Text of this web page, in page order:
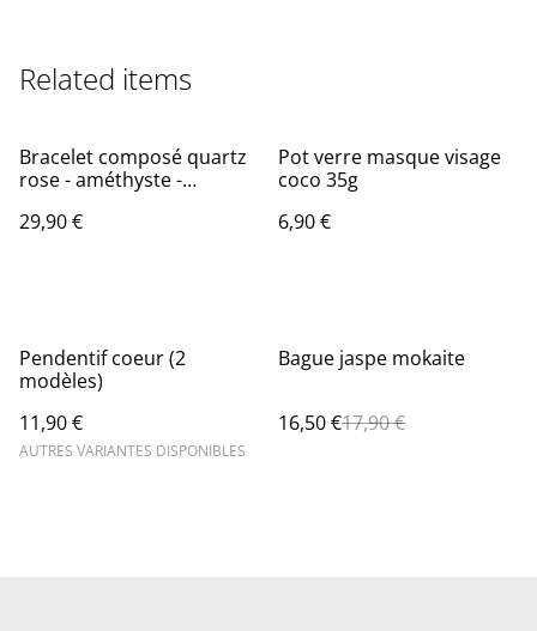
Related items
Bracelet composé quartz
rose - améthyste -
29,90 €
Pot verre masque visage
coco 35g
6,90 €
Pendentif coeur (2
modèles)
11,90 €
AUTRES VARIANTES DISPONIBLES
%
Bague jaspe mokaite
16,50 €17,90 €